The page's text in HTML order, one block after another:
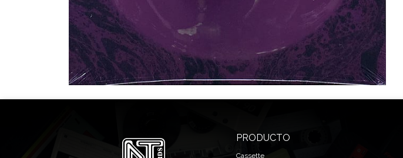
PRODUCTO
Cassette